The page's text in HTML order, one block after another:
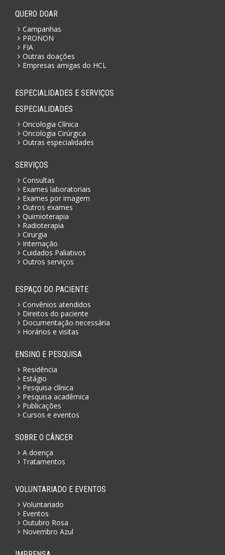
QUERO DOAR
Campanhas
PRONON
FIA
Outras doações
Empresas amigas do HCL
ESPECIALIDADES E SERVIÇOS
ESPECIALIDADES
Oncologia Clínica
Oncologia Cirúrgica
Outras especialidades
SERVIÇOS
Consultas
Exames laboratoriais
Exames por imagem
Outros exames
Quimioterapia
Radioterapia
Cirurgia
Internação
Cuidados Paliativos
Outros serviços
ESPAÇO DO PACIENTE
Convênios atendidos
Direitos do paciente
Documentação necessária
Horários e visitas
ENSINO E PESQUISA
Residência
Estágio
Pesquisa clínica
Pesquisa acadêmica
Publicações
Cursos e eventos
SOBRE O CÂNCER
A doença
Tratamentos
VOLUNTARIADO E EVENTOS
Voluntariado
Eventos
Outubro Rosa
Novembro Azul